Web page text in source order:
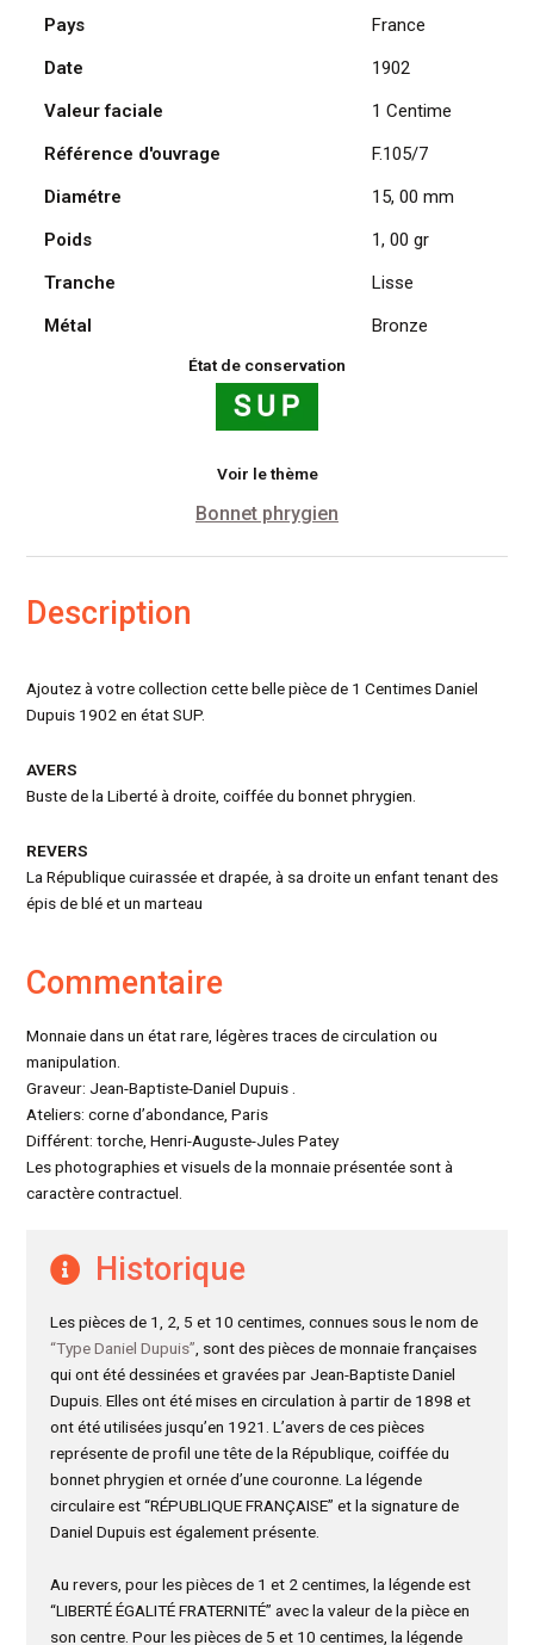
Daniel
1902
Pays
France
Date
1902
Valeur faciale
1 Centime
Référence d'ouvrage
F.105/7
Diamétre
15, 00 mm
Poids
1, 00 gr
Tranche
Lisse
Métal
Bronze
État de conservation
Voir le thème
Bonnet phrygien
Description
Ajoutez à votre collection cette belle pièce de 1 Centimes Daniel
Dupuis 1902 en état SUP.
AVERS
Buste de la Liberté à droite, coiffée du bonnet phrygien.
REVERS
La République cuirassée et drapée, à sa droite un enfant tenant des
épis de blé et un marteau
Commentaire
Monnaie dans un état rare, légères traces de circulation ou
manipulation.
Graveur: Jean-Baptiste-Daniel Dupuis .
Ateliers: corne d’abondance, Paris
Différent: torche, Henri-Auguste-Jules Patey
Les photographies et visuels de la monnaie présentée sont à
caractère contractuel.
Historique
Les pièces de 1, 2, 5 et 10 centimes, connues sous le nom de
“Type Daniel Dupuis” , sont des pièces de monnaie françaises
qui ont été dessinées et gravées par Jean-Baptiste Daniel
Dupuis. Elles ont été mises en circulation à partir de 1898 et
ont été utilisées jusqu’en 1921. L’avers de ces pièces
représente de profil une tête de la République, coiffée du
bonnet phrygien et ornée d’une couronne. La légende
circulaire est “RÉPUBLIQUE FRANÇAISE” et la signature de
Daniel Dupuis est également présente.
Au revers, pour les pièces de 1 et 2 centimes, la légende est
“LIBERTÉ ÉGALITÉ FRATERNITÉ” avec la valeur de la pièce en
son centre. Pour les pièces de 5 et 10 centimes, la légende